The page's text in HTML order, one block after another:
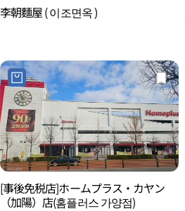
李朝麵屋 ( 이조면옥 )
[事後免税店]ホームプラス・カヤン
（加陽）店(홈플러스 가양점)